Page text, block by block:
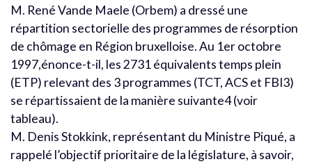
M. René Vande Maele (Orbem) a dressé une
répartition sectorielle des programmes de résorption
de chômage en Région bruxelloise. Au 1er octobre
1997,énonce-t-il, les 2731 équivalents temps plein
(ETP) relevant des 3 programmes (TCT, ACS et FBI3)
se répartissaient de la manière suivante4 (voir
tableau).
M. Denis Stokkink, représentant du Ministre Piqué, a
rappelé l’objectif prioritaire de la législature, à savoir,